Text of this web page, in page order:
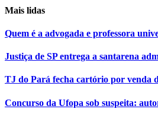
Mais lidas
Quem é a advogada e professora
Justiça de SP entrega a santarena
TJ do Pará fecha cartório por venda
Concurso da Ufopa sob suspeita: